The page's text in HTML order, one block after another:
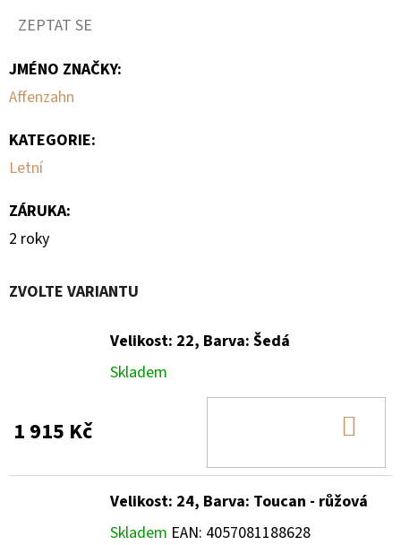
ZEPTAT SE
JMÉNO ZNAČKY:
Affenzahn
KATEGORIE:
Letní
ZÁRUKA:
2 roky
ZVOLTE VARIANTU
Velikost: 22, Barva: Šedá
Skladem
1 915 Kč
Velikost: 24, Barva: Toucan - růžová
Skladem EAN: 4057081188628